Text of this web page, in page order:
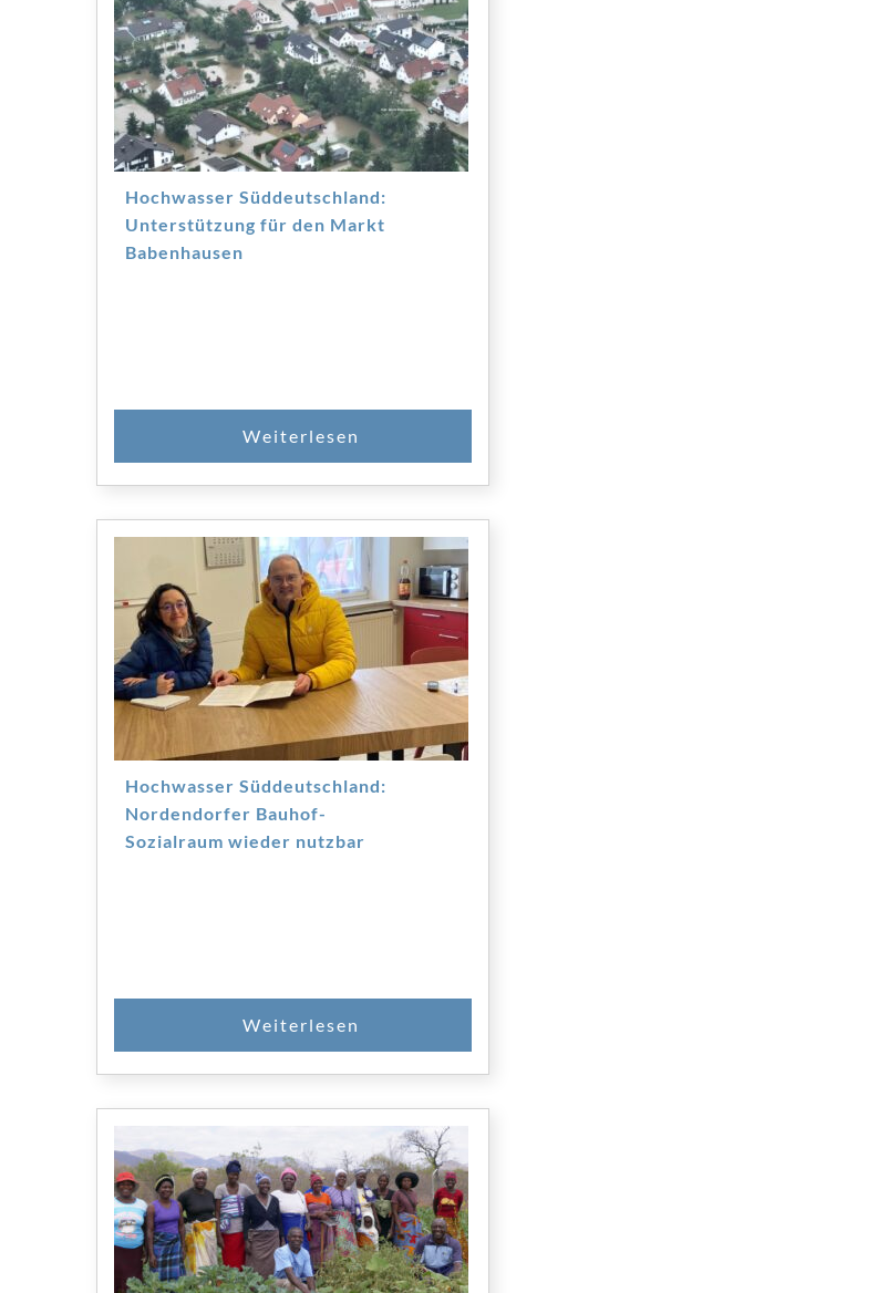
Hochwasser Süddeutschland:
Unterstützung für den Markt
Babenhausen
Hochwasser Süddeutschland:
Nordendorfer Bauhof-
Sozialraum wieder nutzbar